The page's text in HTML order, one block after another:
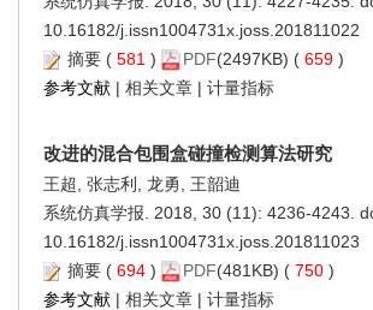
10.16182/j.issn1004731x.joss.201811022
摘要 ( 581 ) PDF(2497KB) ( 659 )
参考文献 | 相关文章 | 计量指标
改进的混合包围盒碰撞检测算法研究
王超, 张志利, 龙勇, 王韶迪
系统仿真学报. 2018, 30 (11): 4236-4243.
10.16182/j.issn1004731x.joss.201811023
摘要 ( 694 ) PDF(481KB) ( 750 )
参考文献 | 相关文章 | 计量指标